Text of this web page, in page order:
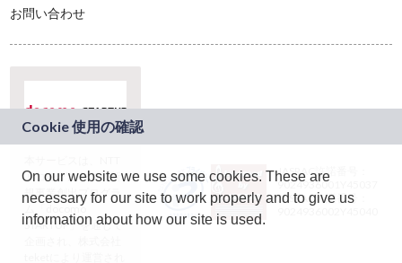
お問い合わせ
ドコモグループの新
規事業創出プログラ
ム「docomo
STARTUP」を通じて
JASRAC許諾番号：
9024936001Y45037
JASRAC許諾番号：
On our website we use some cookies. These are
necessary for our site to work properly and to give us
information about how our site is used.